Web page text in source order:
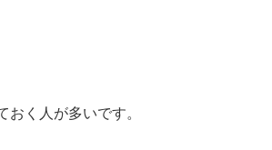
おく人が多いです。